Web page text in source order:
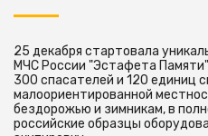
25 декабря стартовала
МЧС России "Эстафета
300 спасателей и 120 единиц
малоориентированной
бездорожью и зимникам, в
российские образцы